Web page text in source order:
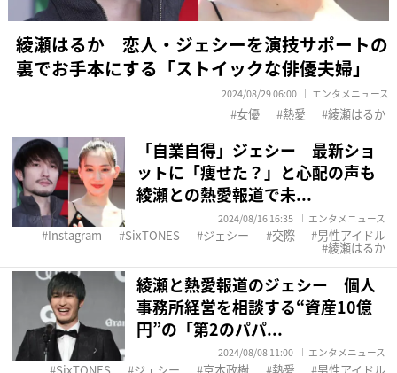
綾瀬はるか 恋人・ジェシーを演技サポートの
裏でお手本にする「ストイックな俳優夫婦」
2024/08/29 06:00 エンタメニュース
女優 熱愛 綾瀬はるか
「自業自得」ジェシー 最新ショ
ットに「痩せた？」と心配の声も
綾瀬との熱愛報道で未...
2024/08/16 16:35 エンタメニュース
Instagram SixTONES ジェシー 交際 男性アイドル
綾瀬はるか
綾瀬と熱愛報道のジェシー 個人
事務所経営を相談する“資産10億
円”の「第2のパパ...
2024/08/08 11:00 エンタメニュース